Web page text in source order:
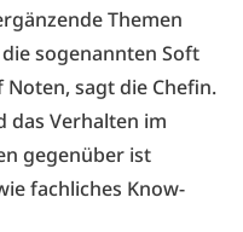
Themen
sogenannten Soft
sagt die Chefin.
das Verhalten im
gegenüber ist
fachliches Know-